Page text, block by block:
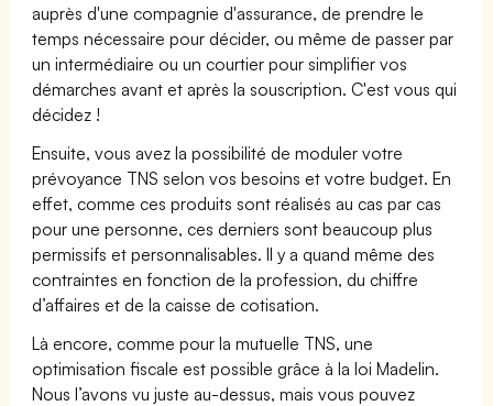
auprès d'une compagnie d'assurance, de prendre le
temps nécessaire pour décider, ou même de passer par
un intermédiaire ou un courtier pour simplifier vos
démarches avant et après la souscription. C'est vous qui
décidez !
Ensuite, vous avez la possibilité de moduler votre
prévoyance TNS selon vos besoins et votre budget. En
effet, comme ces produits sont réalisés au cas par cas
pour une personne, ces derniers sont beaucoup plus
permissifs et personnalisables. Il y a quand même des
contraintes en fonction de la profession, du chiffre
d’affaires et de la caisse de cotisation.
Là encore, comme pour la mutuelle TNS, une
optimisation fiscale est possible grâce à la loi Madelin.
Nous l’avons vu juste au-dessus, mais vous pouvez